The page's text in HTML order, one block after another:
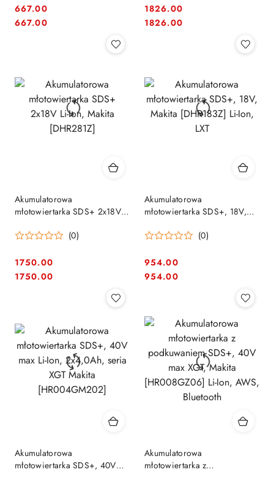
Cena:
667.00
Cena:
667.00 Cena:
1826.00
Cena:
1826.00
Akumulatorowa
młotowiertarka SDS+ 2x18V
(0)
Cena:
1750.00
Cena:
1750.00
Akumulatorowa
młotowiertarka SDS+, 18V,
(0)
Cena:
954.00
Cena:
954.00
Akumulatorowa
młotowiertarka SDS+, 40V
Akumulatorowa
młotowiertarka z